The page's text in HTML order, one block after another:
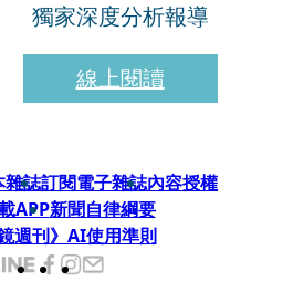
獨家深度分析報導
線上閱讀
雜誌訂閱電子雜誌內容授權
APP新聞自律綱要
鏡週刊》AI使用準則